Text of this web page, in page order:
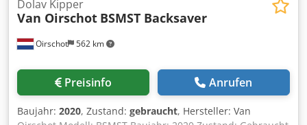
Oirschot 562 km
Dolav Kipper
Van Oirschot BSMST Backsaver
Preisinfo Anrufen
Baujahr: 2020, Zustand: gebraucht, Hersteller: Van